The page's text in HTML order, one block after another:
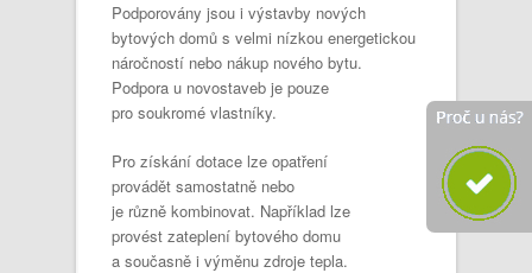
Podporovány jsou i výstavby nových
bytových domů s velmi nízkou energetickou
náročností nebo nákup nového bytu.
Podpora u novostaveb je pouze
pro soukromé vlastníky.
Pro získání dotace lze opatření
provádět samostatně nebo
je různě kombinovat. Například lze
provést zateplení bytového domu
a současně i výměnu zdroje tepla.